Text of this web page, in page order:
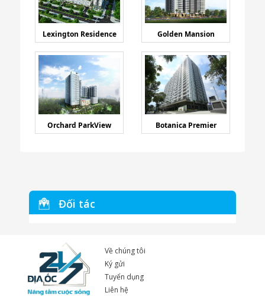
Lexington Residence Golden Mansion
Đối tác